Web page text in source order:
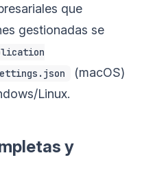
que
gestionadas se
(macOS)
Linux.
y